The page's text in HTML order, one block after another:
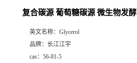
复合碳源 葡萄糖碳源 微生物发酵
英文名称： Glycerol
品牌： 长江江宇
cas： 56-81-5